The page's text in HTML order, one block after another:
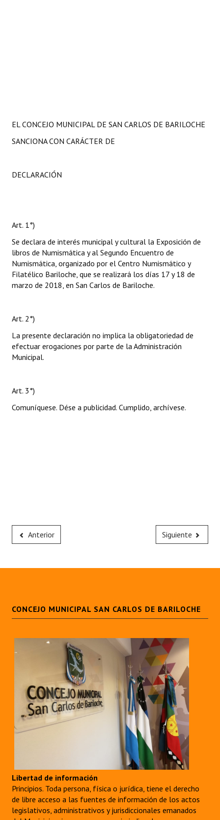
EL CONCEJO MUNICIPAL DE SAN CARLOS DE BARILOCHE
SANCIONA CON CARÁCTER DE
DECLARACIÓN
Art. 1°)
Se declara de interés municipal y cultural la Exposición de
libros de Numismática y al Segundo Encuentro de
Numismática, organizado por el Centro Numismático y
Filatélico Bariloche, que se realizará los días 17 y 18 de
marzo de 2018, en San Carlos de Bariloche.
Art. 2°)
La presente declaración no implica la obligatoriedad de
efectuar erogaciones por parte de la Administración
Municipal.
Art. 3°)
Comuníquese. Dése a publicidad. Cumplido, archívese.
Anterior Siguiente
CONCEJO MUNICIPAL SAN CARLOS DE BARILOCHE
Libertad de información
Principios. Toda persona, física o jurídica, tiene el derecho
de libre acceso a las fuentes de información de los actos
legislativos, administrativos y jurisdiccionales emanados